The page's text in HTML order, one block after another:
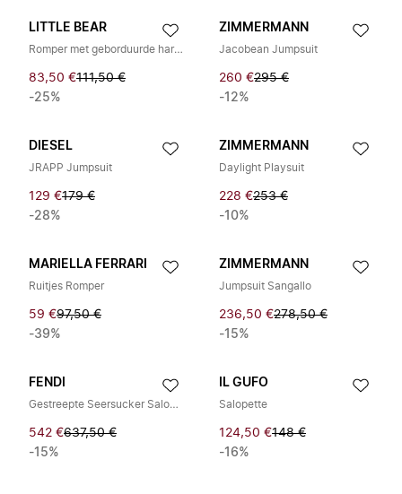
LITTLE BEAR
Romper met geborduurde hartjes en Peter Pan-kraag
83,50 €111,50 €
-25%
ZIMMERMANN
Jacobean Jumpsuit
260 €295 €
-12%
DIESEL
JRAPP Jumpsuit
129 €179 €
-28%
ZIMMERMANN
Daylight Playsuit
228 €253 €
-10%
MARIELLA FERRARI
Ruitjes Romper
59 €97,50 €
-39%
ZIMMERMANN
Jumpsuit Sangallo
236,50 €278,50 €
-15%
FENDI
Gestreepte Seersucker Salopette
542 €637,50 €
-15%
IL GUFO
Salopette
124,50 €148 €
-16%